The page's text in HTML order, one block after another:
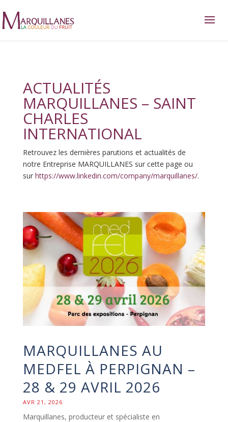
ACTUALITÉS
MARQUILLANES – SAINT
CHARLES
INTERNATIONAL
Retrouvez les dernières parutions et actualités de
notre Entreprise MARQUILLANES sur cette page ou
sur https://www.linkedin.com/company/marquillanes/.
MARQUILLANES AU
MEDFEL À PERPIGNAN –
28 & 29 AVRIL 2026
AVR 21, 2026
Marquillanes, producteur et spécialiste en